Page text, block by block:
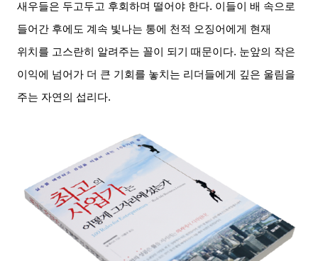
새우들은 두고두고 후회하며 떨어야 한다. 이들이 배 속으로
들어간 후에도 계속 빛나는 통에 천적 오징어에게 현재
위치를 고스란히 알려주는 꼴이 되기 때문이다. 눈앞의 작은
이익에 넘어가 더 큰 기회를 놓치는 리더들에게 깊은 울림을
주는 자연의 섭리다.